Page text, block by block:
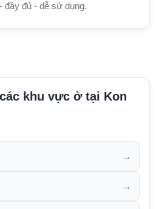
đầy đủ - dễ sử dụng.
khu vực ở tại Kon
→
→